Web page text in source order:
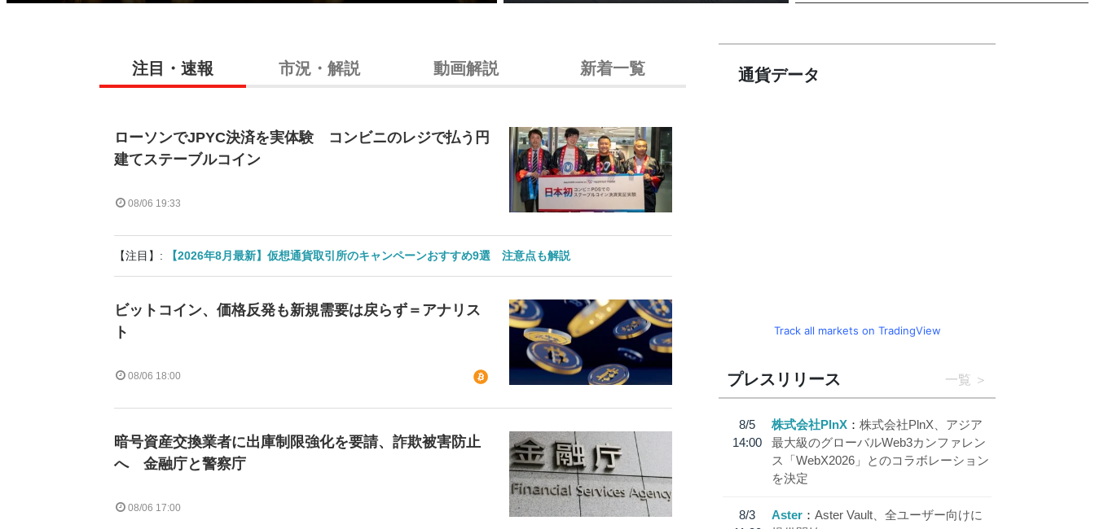
注目・速報 市況・解説 動画解説 新着一覧
ローソンでJPYC決済を実体験 コンビニのレジで払う円
建てステーブルコイン
08/06 19:33
【注目】: 【2026年8月最新】仮想通貨取引所のキャンペーンおすすめ9選 注意点も解説
ビットコイン、価格反発も新規需要は戻らず＝アナリス
ト
08/06 18:00
暗号資産交換業者に出庫制限強化を要請、詐欺被害防止
へ 金融庁と警察庁
08/06 17:00
通貨データ
Track all markets on TradingView
プレスリリース 一覧
8/5
14:00
株式会社PlnX
株式会社PlnX、アジア
最大級のグローバルWeb3カンファレン
ス「WebX2026」とのコラボレーション
を決定
8/3
Aster
Aster Vault、全ユーザー向けに